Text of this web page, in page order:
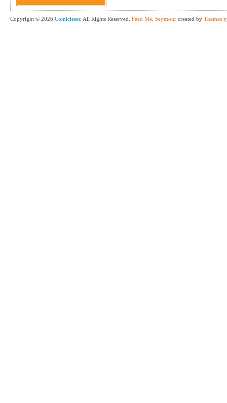
Copyright © 2026 Comicleser. All Rights Reserved. Feed Me, Seymour created by Themes